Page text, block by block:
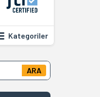
Kategoriler
ARA